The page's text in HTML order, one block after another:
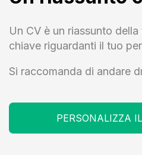
Un CV è un riassunto
chiave riguardanti il tuo
Si raccomanda di andare
PERSONALIZZA